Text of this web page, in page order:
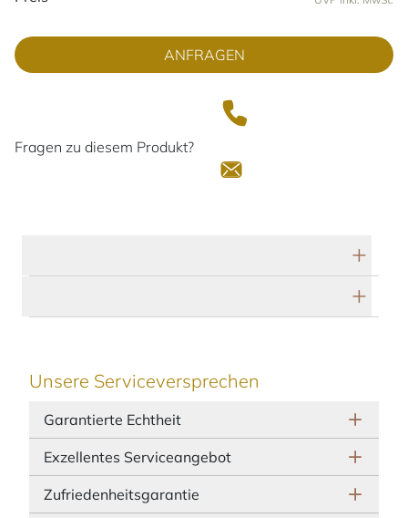
ANFRAGEN
Fragen zu diesem Produkt?
Unsere Serviceversprechen
Garantierte Echtheit
Exzellentes Serviceangebot
Zufriedenheitsgarantie